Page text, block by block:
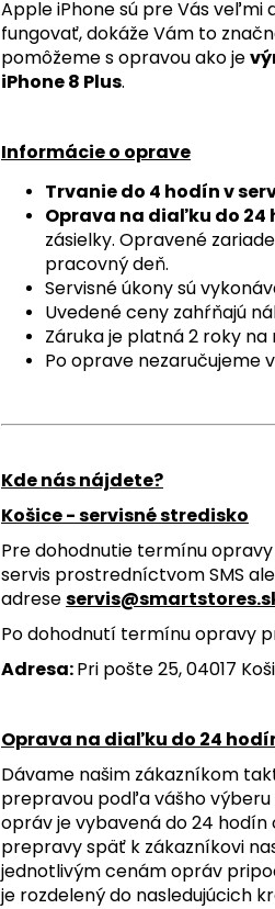
Apple iPhone sú pre Vás
fungovať, dokáže Vám to
pomôžeme s opravou ako je
iPhone 8 Plus.
Informácie o oprave
Trvanie do 4 hodín v
Oprava na diaľku do 24
zásielky. Opravené
pracovný deň.
Servisné úkony sú
Uvedené ceny zahŕňajú
Záruka je platná 2 roky
Po oprave nezaručujeme
Kde nás nájdete?
Košice - servisné stredisko
Pre dohodnutie termínu
servis prostredníctvom SMS
adrese
Po dohodnutí termínu opravy
Adresa:Pri pošte 25, 04017
Oprava na diaľku do 24
Dávame našim zákazníkom
prepravou podľa vášho výberu
opráv je vybavená do 24 hodín
prepravy späť k zákazníkovi
jednotlivým cenám opráv
je rozdelený do nasledujúcich